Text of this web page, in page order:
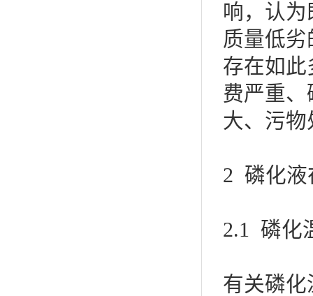
响，认
质量低
存在如
费严重
大、污
2 磷化液
2.1 磷化
有关磷